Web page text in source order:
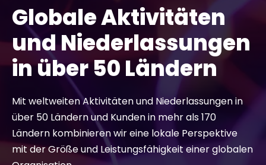
Unternehmen
Partnerportal
Exclusive Access Anmeldung
Exclusive Access - Erfahren Sie mehr
Globale Aktivitäten
und Niederlassungen
in über 50 Ländern
Mit weltweiten Aktivitäten und Niederlassungen in
über 50 Ländern und Kunden in mehr als 170
Ländern kombinieren wir eine lokale Perspektive
mit der Größe und Leistungsfähigkeit einer globalen